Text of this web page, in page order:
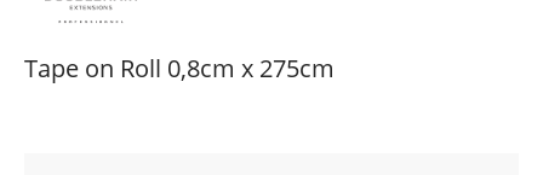
Tape on Roll 0,8cm x 275cm